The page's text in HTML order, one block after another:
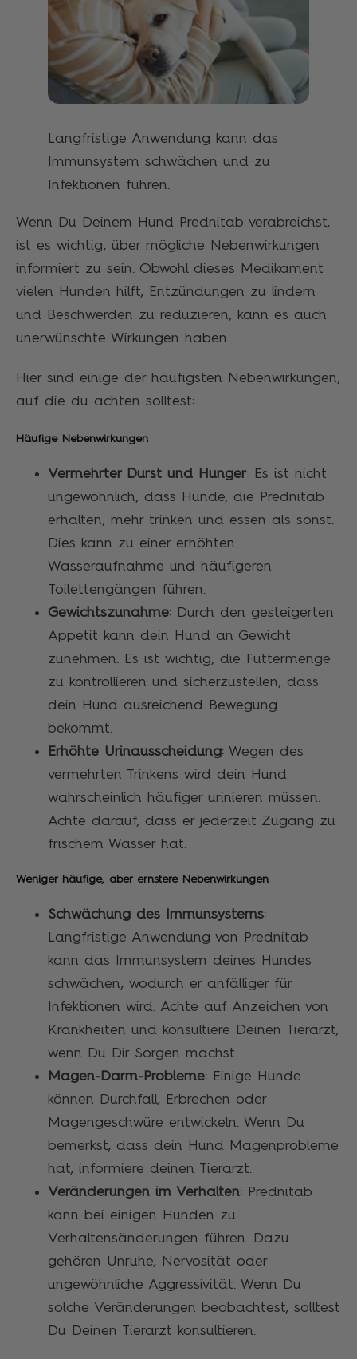
Langfristige Anwendung kann das
Immunsystem schwächen und zu
Infektionen führen.
Wenn Du Deinem Hund Prednitab verabreichst,
ist es wichtig, über mögliche Nebenwirkungen
informiert zu sein. Obwohl dieses Medikament
vielen Hunden hilft, Entzündungen zu lindern
und Beschwerden zu reduzieren, kann es auch
unerwünschte Wirkungen haben.
Hier sind einige der häufigsten Nebenwirkungen,
auf die du achten solltest:
Häufige Nebenwirkungen
Vermehrter Durst und Hunger: Es ist nicht
ungewöhnlich, dass Hunde, die Prednitab
erhalten, mehr trinken und essen als sonst.
Dies kann zu einer erhöhten
Wasseraufnahme und häufigeren
Toilettengängen führen.
Gewichtszunahme: Durch den gesteigerten
Appetit kann dein Hund an Gewicht
zunehmen. Es ist wichtig, die Futtermenge
zu kontrollieren und sicherzustellen, dass
dein Hund ausreichend Bewegung
bekommt.
Erhöhte Urinausscheidung: Wegen des
vermehrten Trinkens wird dein Hund
wahrscheinlich häufiger urinieren müssen.
Achte darauf, dass er jederzeit Zugang zu
frischem Wasser hat.
Weniger häufige, aber ernstere Nebenwirkungen
Schwächung des Immunsystems:
Langfristige Anwendung von Prednitab
kann das Immunsystem deines Hundes
schwächen, wodurch er anfälliger für
Infektionen wird. Achte auf Anzeichen von
Krankheiten und konsultiere Deinen Tierarzt,
wenn Du Dir Sorgen machst.
Magen-Darm-Probleme: Einige Hunde
können Durchfall, Erbrechen oder
Magengeschwüre entwickeln. Wenn Du
bemerkst, dass dein Hund Magenprobleme
hat, informiere deinen Tierarzt.
Veränderungen im Verhalten: Prednitab
kann bei einigen Hunden zu
Verhaltensänderungen führen. Dazu
gehören Unruhe, Nervosität oder
ungewöhnliche Aggressivität. Wenn Du
solche Veränderungen beobachtest, solltest
Du Deinen Tierarzt konsultieren.